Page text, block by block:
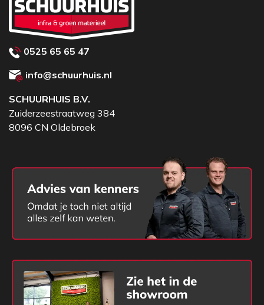
0525 65 65 47
info@schuurhuis.nl
SCHUURHUIS B.V.
Zuiderzeestraatweg 384
8096 CN Oldebroek